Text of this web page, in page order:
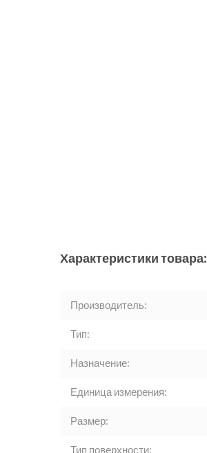
Характеристики товара:
Производитель:
Тип:
Назначение:
Единица измерения:
Размер:
Тип поверхности: